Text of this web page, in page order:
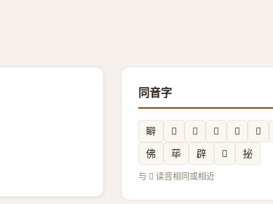
同音字
䁹 𪺶 𨳲 𫱐 𧏻 𠓷
佛
荜 辟 𥆯 㧙
与 𦔆 读音相同或相近